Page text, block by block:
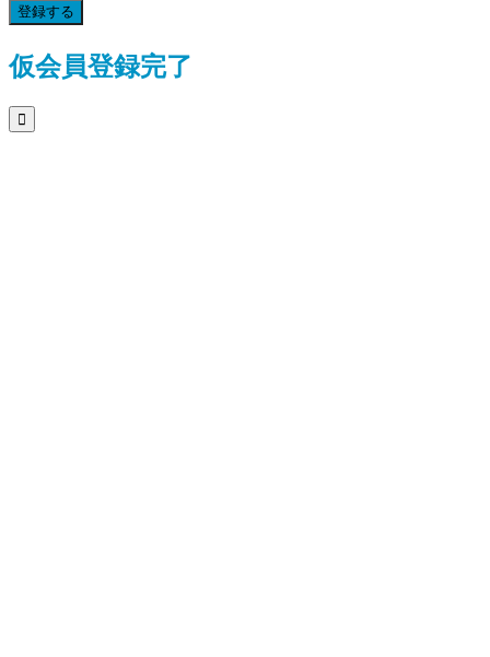
登録する
仮会員登録完了
